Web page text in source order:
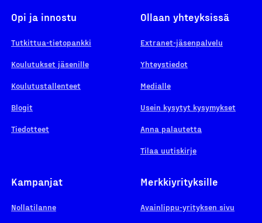
Opi ja innostu
Tutkittua-tietopankki
Koulutukset jäsenille
Koulutustallenteet
Blogit
Tiedotteet
Ollaan yhteyksissä
Extranet-jäsenpalvelu
Yhteystiedot
Medialle
Usein kysytyt kysymykset
Anna palautetta
Tilaa uutiskirje
Kampanjat
Nollatilanne
Merkkiyrityksille
Avainlippu-yrityksen sivu